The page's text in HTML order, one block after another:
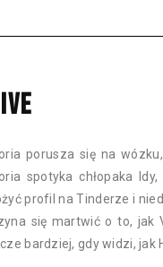
porusza się na
spotyka chłopaka
profil na Tinderze i
się martwić o to, jak
bardziej, gdy widzi, jak